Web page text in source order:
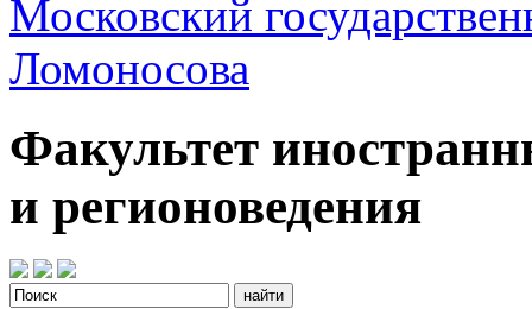
Московский
Ломоносова
Факультет
и регионоведения